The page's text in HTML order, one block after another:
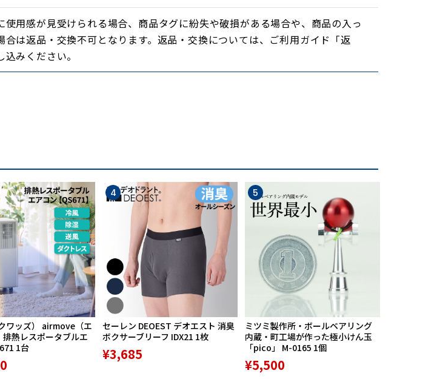
用感が見受けられる場合、商品タグに紛失や破損がある場合や、商品の入っ
は返品・交換不可となります。返品・交換については、ご利用ガイド「返
みください。
ワッズ） airmove（エ
排熱レスポータブルエ
1台
4
セーレン DEOEST デオエスト 消臭
ボクサーブリーフ IDX21 1枚
¥3,685
5
ミツミ製作所・ボールベアリング
内蔵・町工場が作った極小けん玉
「pico」 M-0165 1個
¥5,500